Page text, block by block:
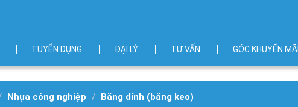
TUYỂN DỤNG ĐẠI LÝ TƯ VẤN GÓC KHUYẾN MÃI
Nhựa công nghiệp Băng dính (băng keo)